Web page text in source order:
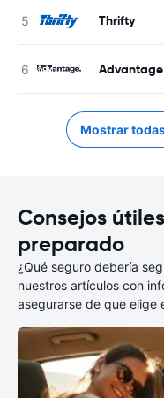
Thrifty
Mostrar
Consejos
preparado
¿Qué seguro debería
nuestros artículos con
asegurarse de que elige